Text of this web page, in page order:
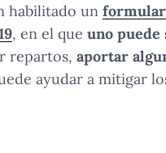
habilitado un
, en el que uno puede
repartos, aportar
ayudar a mitigar